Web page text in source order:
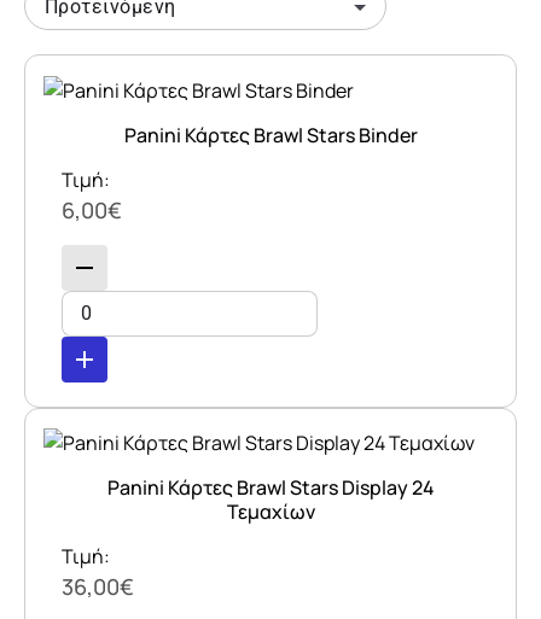
Προτεινόμενη
Panini Κάρτες Brawl Stars Binder
Τιμή:
6,00€
remove
add
Panini Κάρτες Brawl Stars Display 24
Τεμαχίων
Τιμή:
36,00€